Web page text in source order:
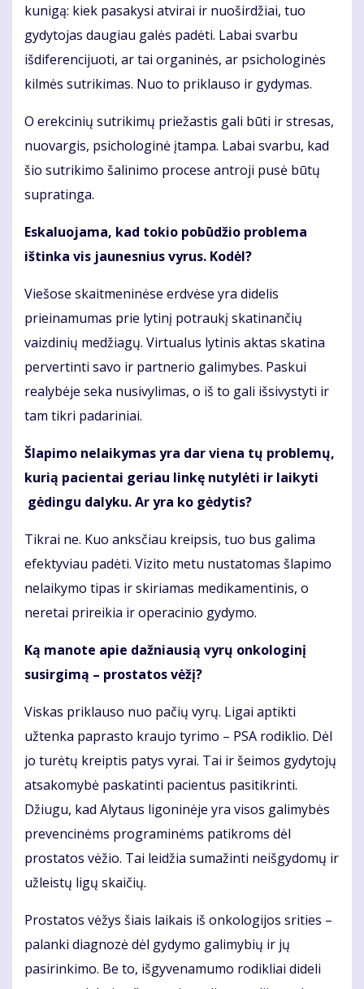
kunigą: kiek pasakysi atvirai ir nuoširdžiai, tuo
gydytojas daugiau galės padėti. Labai svarbu
išdiferencijuoti, ar tai organinės, ar psichologinės
kilmės sutrikimas. Nuo to priklauso ir gydymas.
O erekcinių sutrikimų priežastis gali būti ir stresas,
nuovargis, psichologinė įtampa. Labai svarbu, kad
šio sutrikimo šalinimo procese antroji pusė būtų
supratinga.
Eskaluojama, kad tokio pobūdžio problema
ištinka vis jaunesnius vyrus. Kodėl?
Viešose skaitmeninėse erdvėse yra didelis
prieinamumas prie lytinį potraukį skatinančių
vaizdinių medžiagų. Virtualus lytinis aktas skatina
pervertinti savo ir partnerio galimybes. Paskui
realybėje seka nusivylimas, o iš to gali išsivystyti ir
tam tikri padariniai.
Šlapimo nelaikymas yra dar viena tų problemų,
kurią pacientai geriau linkę nutylėti ir laikyti
gėdingu dalyku. Ar yra ko gėdytis?
Tikrai ne. Kuo anksčiau kreipsis, tuo bus galima
efektyviau padėti. Vizito metu nustatomas šlapimo
nelaikymo tipas ir skiriamas medikamentinis, o
neretai prireikia ir operacinio gydymo.
Ką manote apie dažniausią vyrų onkologinį
susirgimą – prostatos vėžį?
Viskas priklauso nuo pačių vyrų. Ligai aptikti
užtenka paprasto kraujo tyrimo – PSA rodiklio. Dėl
jo turėtų kreiptis patys vyrai. Tai ir šeimos gydytojų
atsakomybė paskatinti pacientus pasitikrinti.
Džiugu, kad Alytaus ligoninėje yra visos galimybės
prevencinėms programinėms patikroms dėl
prostatos vėžio. Tai leidžia sumažinti neišgydomų ir
užleistų ligų skaičių.
Prostatos vėžys šiais laikais iš onkologijos srities –
palanki diagnozė dėl gydymo galimybių ir jų
pasirinkimo. Be to, išgyvenamumo rodikliai dideli